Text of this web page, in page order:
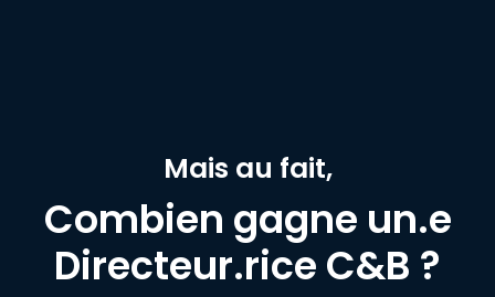
Mais au fait,
Combien gagne un.e
Directeur.rice C&B ?